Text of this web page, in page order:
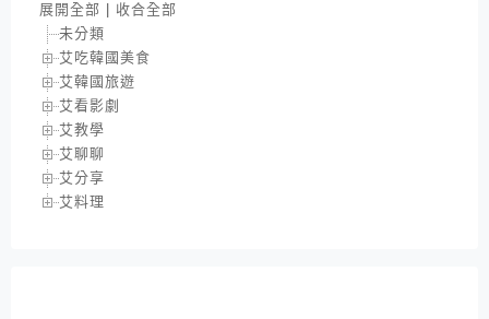
展開全部
收合全部
未分類
艾吃韓國美食
艾韓國旅遊
艾看影劇
艾教學
艾聊聊
艾分享
艾料理